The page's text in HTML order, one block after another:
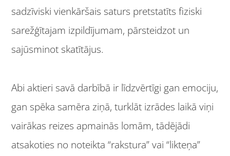
sadzīviski vienkāršais saturs pretstatīts fiziski
sarežģītajam izpildījumam, pārsteidzot un
sajūsminot skatītājus.
Abi aktieri savā darbībā ir līdzvērtīgi gan emociju,
gan spēka samēra ziņā, turklāt izrādes laikā viņi
vairākas reizes apmainās lomām, tādējādi
atsakoties no noteikta “rakstura” vai “likteņa”